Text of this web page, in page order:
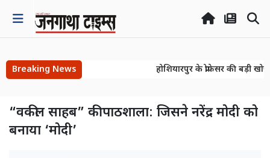
Breaking News
होशियारपुर के प्रोफेसर की बड़ी
“वकील साहब” की पाठशाला: जिसने नरेंद्र मोदी को
बनाया ‘मोदी’